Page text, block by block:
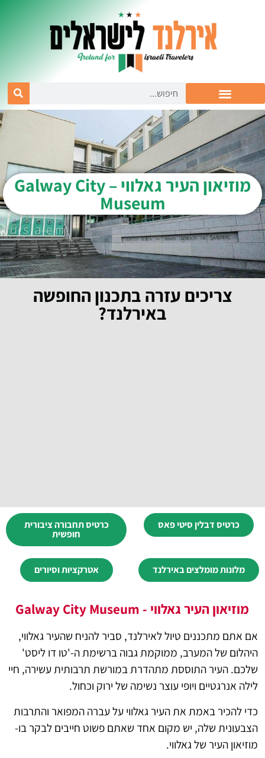
מוזיאון העיר גאלווי – Galway City
Museum
צריכים עזרה בתכנון החופשה
באירלנד?
כרטיס דבלין סיטי פאס כרטיס תחבורה ציבורית
חופשית
מלונות מומלצים באירלנד אטרקציות וסיורים
מוזיאון העיר גאלווי - Galway City Museum
אם אתם מתכננים טיול לאירלנד, סביר להניח שהעיר גאלווי,
היהלום של המערב, ממוקמת גבוה ברשימת ה-'טו דו ליסט'
שלכם. העיר התוססת מתהדרת במורשת תרבותית עשירה, חיי
לילה אנרגטיים ויופי עוצר נשימה של ירוק וכחול.
כדי להכיר באמת את העיר גאלווי על עברה המפואר והתרבות
הצבעונית שלה, יש מקום אחד שאתם פשוט חייבים לבקר בו-
מוזיאון העיר של גאלווי.